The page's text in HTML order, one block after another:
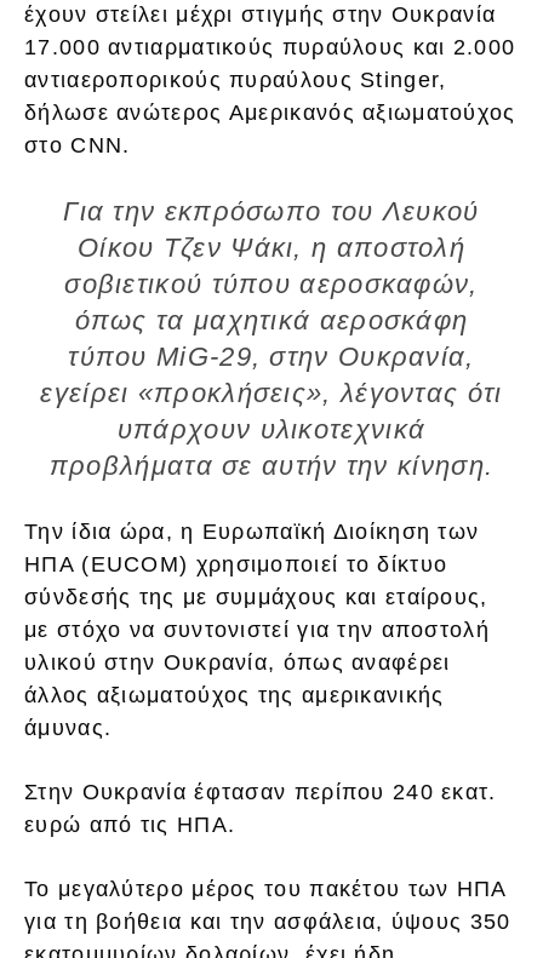
έχουν στείλει μέχρι στιγμής στην Ουκρανία
17.000 αντιαρματικούς πυραύλους και 2.000
αντιαεροπορικούς πυραύλους Stinger,
δήλωσε ανώτερος Αμερικανός αξιωματούχος
στο CNN.
Για την εκπρόσωπο του Λευκού
Οίκου Τζεν Ψάκι, η αποστολή
σοβιετικού τύπου αεροσκαφών,
όπως τα μαχητικά αεροσκάφη
τύπου MiG-29, στην Ουκρανία,
εγείρει «προκλήσεις», λέγοντας ότι
υπάρχουν υλικοτεχνικά
προβλήματα σε αυτήν την κίνηση.
Την ίδια ώρα, η Ευρωπαϊκή Διοίκηση των
ΗΠΑ (EUCOM) χρησιμοποιεί το δίκτυο
σύνδεσής της με συμμάχους και εταίρους,
με στόχο να συντονιστεί για την αποστολή
υλικού στην Ουκρανία, όπως αναφέρει
άλλος αξιωματούχος της αμερικανικής
άμυνας.
Στην Ουκρανία έφτασαν περίπου 240 εκατ.
ευρώ από τις ΗΠΑ.
Το μεγαλύτερο μέρος του πακέτου των ΗΠΑ
για τη βοήθεια και την ασφάλεια, ύψους 350